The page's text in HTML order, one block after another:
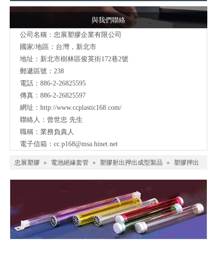
與我們聯絡
公司名稱：忠展塑膠企業有限公司
國家/地區：台灣，新北市
地址： 新北市樹林區俊英街172巷2號
郵遞區號：238
電話：886-2-26825595
傳真：886-2-26825597
網址： http://www.ccplastic168.com/
聯絡人：曾世忠 先生
職稱：業務負責人
電子信箱： cc.p168@msa.hinet.net
忠展塑膠 » 電池絕緣套管 » 塑膠射出押出成型製品 » 塑膠押出